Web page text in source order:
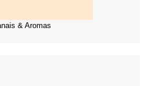
& Aromas